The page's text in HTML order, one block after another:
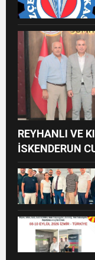
REYHANLI VE
İSKENDERUN
ZİYARET